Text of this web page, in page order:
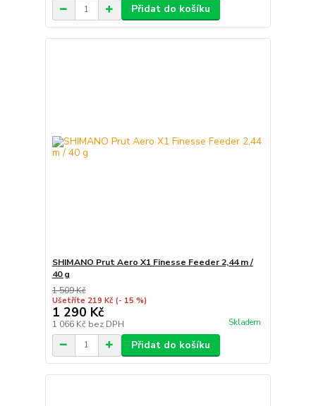
Přidat do košíku
SHIMANO Prut Aero X1 Finesse Feeder 2,44 m /
40 g
1 509 Kč
Ušetříte 219 Kč (- 15 %)
1 290 Kč
1 066 Kč bez DPH Skladem
Přidat do košíku